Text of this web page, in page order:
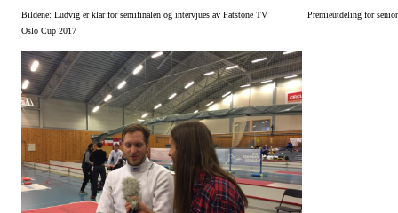
Bildene: Ludvig er klar for semifinalen og intervjues av Fatstone TV Premieutdeling for senior
Oslo Cup 2017